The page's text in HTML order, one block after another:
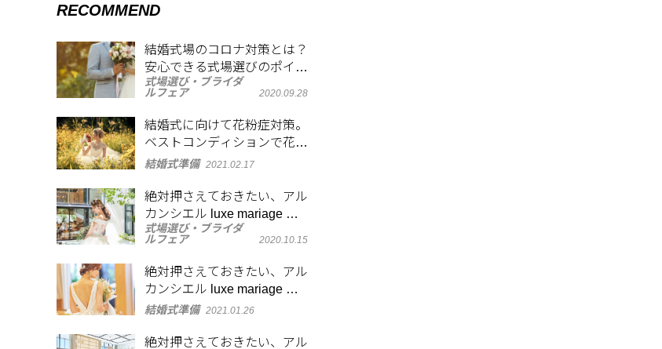
RECOMMEND
結婚式場のコロナ対策とは？
安心できる式場選びのポイン
トや当日の注意点も紹介
式場選び・ブライダ
ルフェア
2020.09.28
結婚式に向けて花粉症対策。
ベストコンディションで花嫁
になるために
結婚式準備 2021.02.17
絶対押さえておきたい、アル
カンシエル luxe mariage 大
阪のフォトジェニックなスポ
ット
式場選び・ブライダ
ルフェア
2020.10.15
絶対押さえておきたい、アル
カンシエル luxe mariage 名
古屋のフォトジェニックなス
結婚式準備 2021.01.26
絶対押さえておきたい、アル